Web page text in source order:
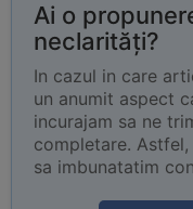
Ai o
neclarități?
In cazul in care
un anumit aspect
incurajam sa ne
completare.
sa imbunatatim